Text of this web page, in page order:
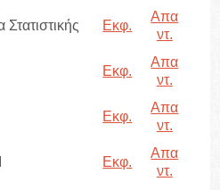
Στατιστικής Εκφ.
Απα
ντ.
Εκφ.
Απα
ντ.
Εκφ.
Απα
ντ.
Εκφ.
Απα
ντ.